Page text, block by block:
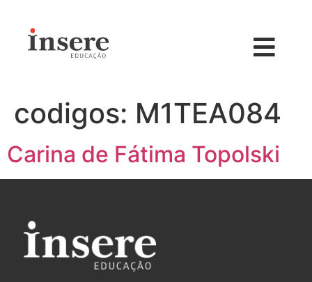
codigos: M1TEA084
Carina de Fátima Topolski